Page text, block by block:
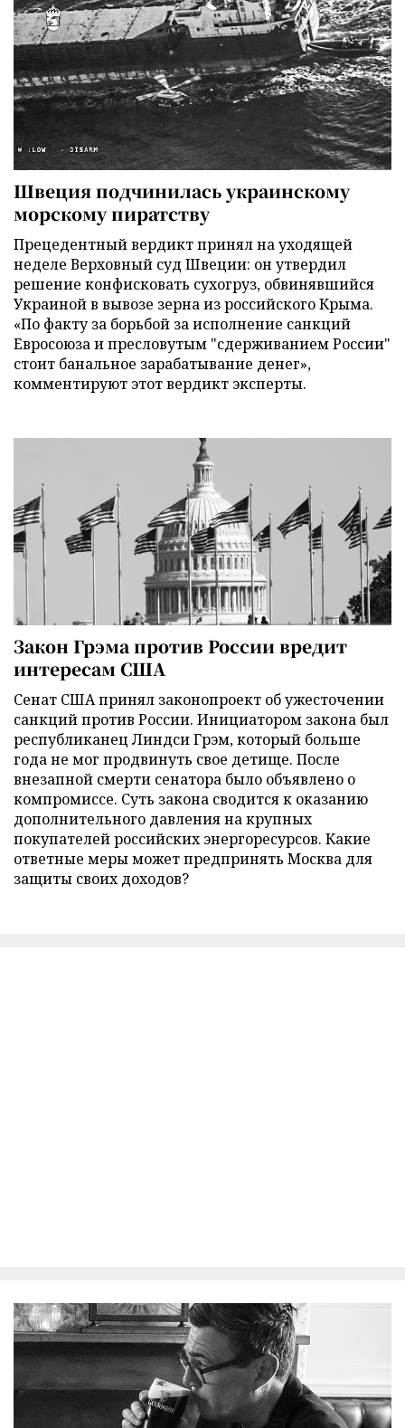
Швеция подчинилась украинскому
морскому пиратству
Прецедентный вердикт принял на уходящей
неделе Верховный суд Швеции: он утвердил
решение конфисковать сухогруз, обвинявшийся
Украиной в вывозе зерна из российского Крыма.
«По факту за борьбой за исполнение санкций
Евросоюза и пресловутым "сдерживанием России"
стоит банальное зарабатывание денег»,
комментируют этот вердикт эксперты.
Закон Грэма против России вредит
интересам США
Сенат США принял законопроект об ужесточении
санкций против России. Инициатором закона был
республиканец Линдси Грэм, который больше
года не мог продвинуть свое детище. После
внезапной смерти сенатора было объявлено о
компромиссе. Суть закона сводится к оказанию
дополнительного давления на крупных
покупателей российских энергоресурсов. Какие
ответные меры может предпринять Москва для
защиты своих доходов?